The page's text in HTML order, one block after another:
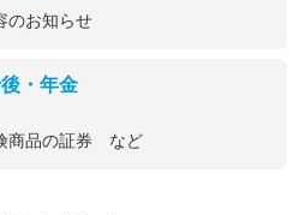
のお知らせ
・年金
商品の証券 など